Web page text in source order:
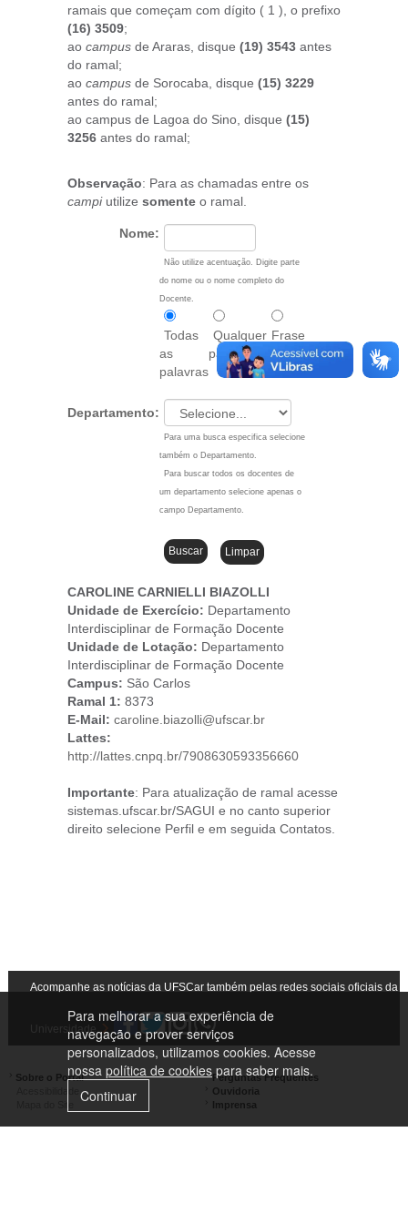
Para melhorar a sua experiência de
navegação e prover serviços
personalizados, utilizamos cookies. Acesse
nossa política de cookiespara saber mais.
Continuar
ramais que começam com dígito ( 1 ), o prefixo
(16) 3509;
ao campus de Araras, disque (19) 3543 antes
do ramal;
ao campus de Sorocaba, disque (15) 3229
antes do ramal;
ao campus de Lagoa do Sino, disque (15)
3256 antes do ramal;
Observação: Para as chamadas entre os
campiutilize somente o ramal.
Nome:
Não utilize acentuação. Digite parte
do nome ou o nome completo do
Docente.
Todas
as
palavras
Qualquer
palavra
Frase
exata
Departamento:
Para uma busca especifica selecione
também o Departamento.
Para buscar todos os docentes de
um departamento selecione apenas o
campo Departamento.
CAROLINE CARNIELLI BIAZOLLI
Unidade de Exercício: Departamento
Interdisciplinar de Formação Docente
Unidade de Lotação: Departamento
Interdisciplinar de Formação Docente
Campus: São Carlos
Ramal 1: 8373
E-Mail: caroline.biazolli@ufscar.br
Lattes:
http://lattes.cnpq.br/7908630593356660
Importante: Para atualização de ramal acesse
sistemas.ufscar.br/SAGUI e no canto superior
direito selecione Perfil e em seguida Contatos.
Acompanhe as notícias da UFSCar também pelas redes sociais oficiais da
Universidade
Sobre o Portal
Perguntas Frequentes
Ouvidoria
Imprensa